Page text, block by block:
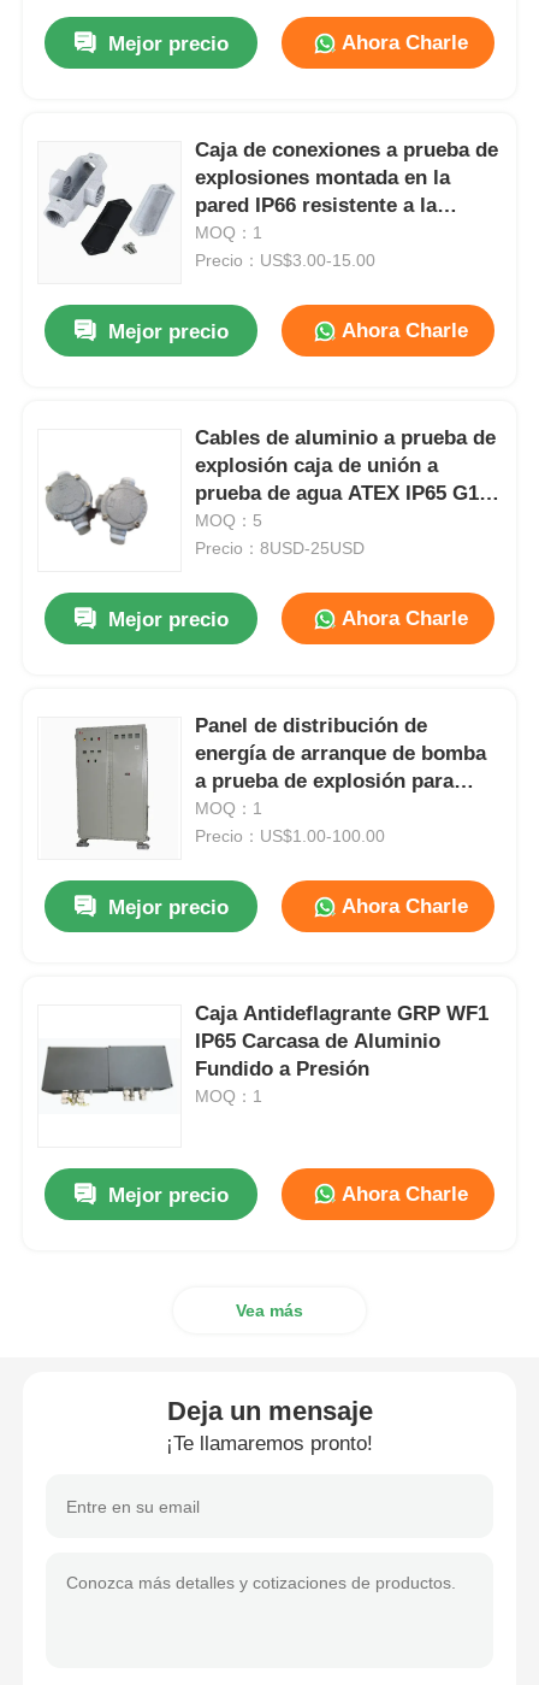
Productos
Visita a la fábrica
Solicitar una cotización
Iluminación a prueba de explosiones
Luz a prueba de explosiones de la alarma
Mejor precio Ahora Charle
Caja de conexiones a prueba de
explosiones montada en la
pared IP66 resistente a la
intemperie certificada para la
Zona 1 2
MOQ：1
Precio：US$3.00-15.00
Mejor precio Ahora Charle
Cables de aluminio a prueba de
explosión caja de unión a
prueba de agua ATEX IP65 G1/2
G3/4
MOQ：5
Precio：8USD-25USD
Mejor precio Ahora Charle
Panel de distribución de
energía de arranque de bomba
a prueba de explosión para
zonas peligrosas
MOQ：1
Precio：US$1.00-100.00
Mejor precio Ahora Charle
Caja Antideflagrante GRP WF1
IP65 Carcasa de Aluminio
Fundido a Presión
MOQ：1
Mejor precio Ahora Charle
Vea más
Deja un mensaje
¡Te llamaremos pronto!